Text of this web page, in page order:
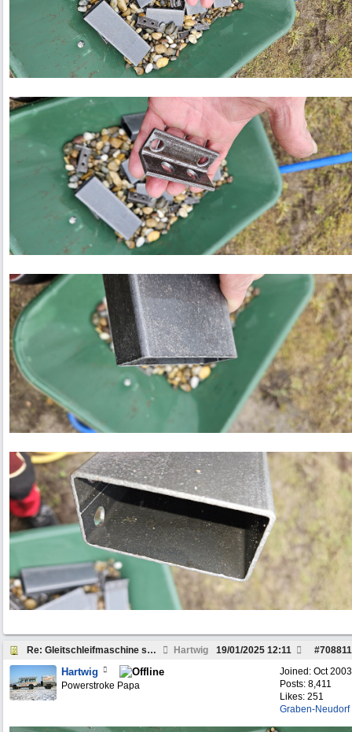
Re: Gleitschleifmaschine selber bauen? Hartwig #708811
19/01/2025 12:11
Joined: Oct 2003
Posts: 8,411
Likes: 251
Graben-Neudorf
Hartwig
Powerstroke Papa